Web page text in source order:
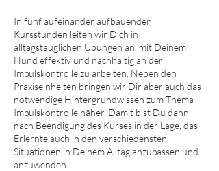
In fünf aufeinander aufbauenden
Kursstunden leiten wir Dich in
alltagstauglichen Übungen an, mit Deinem
Hund effektiv und nachhaltig an der
Impulskontrolle zu arbeiten. Neben den
Praxiseinheiten bringen wir Dir aber auch das
notwendige Hintergrundwissen zum Thema
Impulskontrolle näher. Damit bist Du dann
nach Beendigung des Kurses in der Lage, das
Erlernte auch in den verschiedensten
Situationen in Deinem Alltag anzupassen und
anzuwenden.